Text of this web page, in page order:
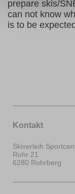
prepare skis/
can not know
is to be
Kontakt
Skiverleih
Rohr 21
6280 Rohrberg